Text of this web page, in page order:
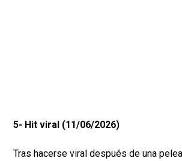
5- Hit viral (11/06/2026)
Tras hacerse viral después de una